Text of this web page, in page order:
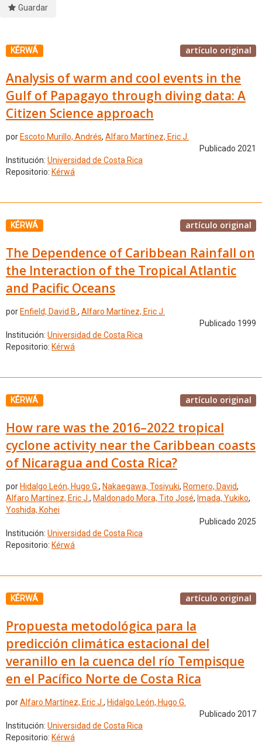
Guardar
KÉRWÁ artículo original
Analysis of warm and cool events in the
Gulf of Papagayo through diving data: A
Citizen Science approach
por Escoto Murillo, Andrés, Alfaro Martínez, Eric J.
Publicado 2021
Institución: Universidad de Costa Rica
Repositorio: Kérwá
KÉRWÁ artículo original
The Dependence of Caribbean Rainfall on
the Interaction of the Tropical Atlantic
and Pacific Oceans
por Enfield, David B., Alfaro Martínez, Eric J.
Publicado 1999
Institución: Universidad de Costa Rica
Repositorio: Kérwá
KÉRWÁ artículo original
How rare was the 2016–2022 tropical
cyclone activity near the Caribbean coasts
of Nicaragua and Costa Rica?
por Hidalgo León, Hugo G., Nakaegawa, Tosiyuki, Romero, David,
Alfaro Martínez, Eric J., Maldonado Mora, Tito José, Imada, Yukiko,
Yoshida, Kohei
Publicado 2025
Institución: Universidad de Costa Rica
Repositorio: Kérwá
KÉRWÁ artículo original
Propuesta metodológica para la
predicción climática estacional del
veranillo en la cuenca del río Tempisque
en el Pacífico Norte de Costa Rica
porAlfaro Martínez, Eric J., Hidalgo León, Hugo G.
Publicado 2017
Institución: Universidad de Costa Rica
Repositorio: Kérwá